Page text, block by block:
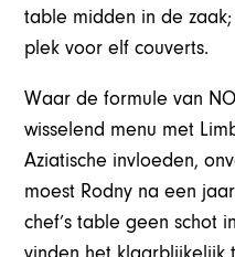
table midden in de
plek voor elf couverts.
Waar de formule van
wisselend menu met
Aziatische invloeden,
moest Rodny na een
chef’s table geen schot